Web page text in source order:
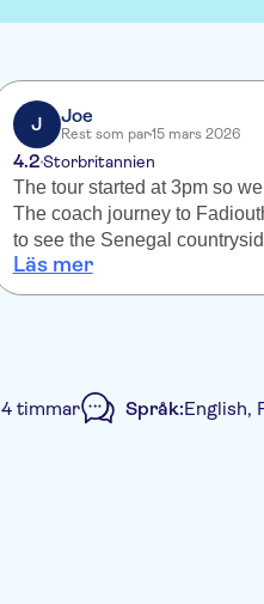
J Joe
Rest som par15 mars 2026
4.2Storbritannien
The tour started at 3pm so
The coach journey to
to see the Senegal
the women's cooperative
people & there was no
local guide at Fadiouth was
would recommend this half-
Läs mer
4 timmar Språk:English,